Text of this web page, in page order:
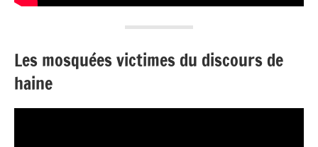
Les mosquées victimes du discours de
haine